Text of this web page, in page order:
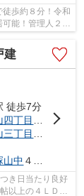
徒歩約８分！令和
能！管理人２４
建
徒歩7分
四丁目
」駅 徒歩
三丁目
山中 ４丁目
き日当たり良好
以上の４ＬＤＫ